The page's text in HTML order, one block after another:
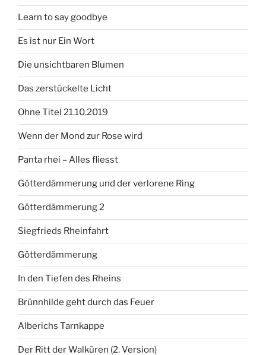
Learn to say goodbye
Es ist nur Ein Wort
Die unsichtbaren Blumen
Das zerstückelte Licht
Ohne Titel 21.10.2019
Wenn der Mond zur Rose wird
Panta rhei – Alles fliesst
Götterdämmerung und der verlorene Ring
Götterdämmerung 2
Siegfrieds Rheinfahrt
Götterdämmerung
In den Tiefen des Rheins
Brünnhilde geht durch das Feuer
Alberichs Tarnkappe
Der Ritt der Walküren (2. Version)